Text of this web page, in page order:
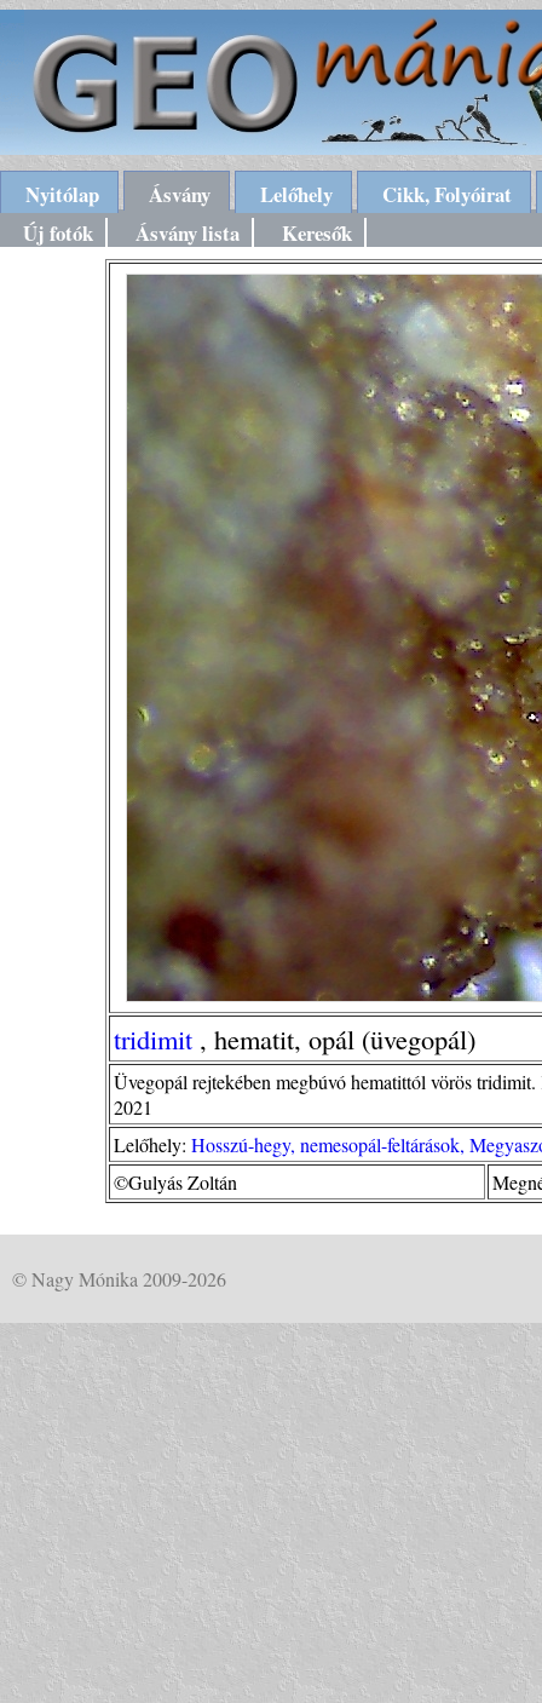
Nyitólap Ásvány Lelőhely
Cikk, Folyóirat
Új fotók
Ásvány lista Keresők
tridimit , hematit, opál (üvegopál)
Üvegopál rejtekében megbúvó hematittól vörös
2021
Lelőhely: Hosszú-hegy, nemesopál-feltárások,
©Gulyás Zoltán
© Nagy Mónika 2009-2026